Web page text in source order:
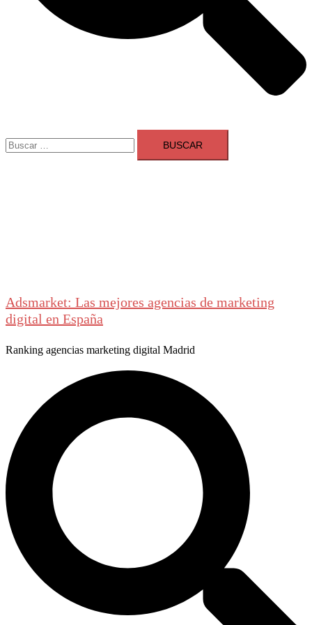
Buscar:
Adsmarket: Las mejores agencias de marketing
digital en España
Ranking agencias marketing digital Madrid